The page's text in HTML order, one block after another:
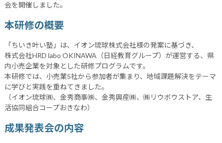
会を開催しました。
本研修の概要
「ちいき叶い塾」は、イオン琉球株式会社様の発案に基づき、
株式会社HRD labo OKINAWA（日経教育グループ）が運営する、県
内小売企業を対象とした研修プログラムです。
本研修では、小売業5社から参加者が集まり、地域課題解決をテーマ
に学びと実践を重ねてきました。
（イオン琉球㈱、金秀商事㈱、金秀興産㈱、㈱リウボウストア、生
活協同組合コープおきなわ）
成果発表会の内容